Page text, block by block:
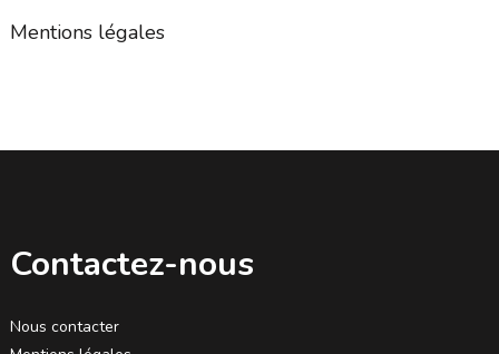
Mentions légales
Contactez-nous
Nous contacter